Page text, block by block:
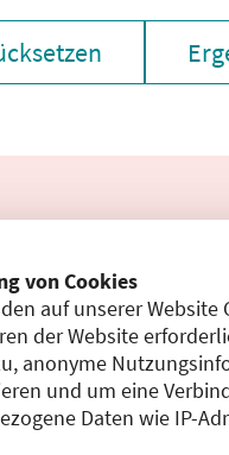
von Cookies
auf unserer
der Website
anonyme
und um eine
Daten wie IP-
den
obliegt dem
neu laden